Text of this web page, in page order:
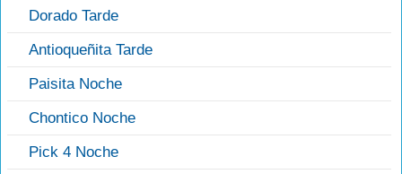
Dorado Tarde
Antioqueñita Tarde
Paisita Noche
Chontico Noche
Pick 4 Noche